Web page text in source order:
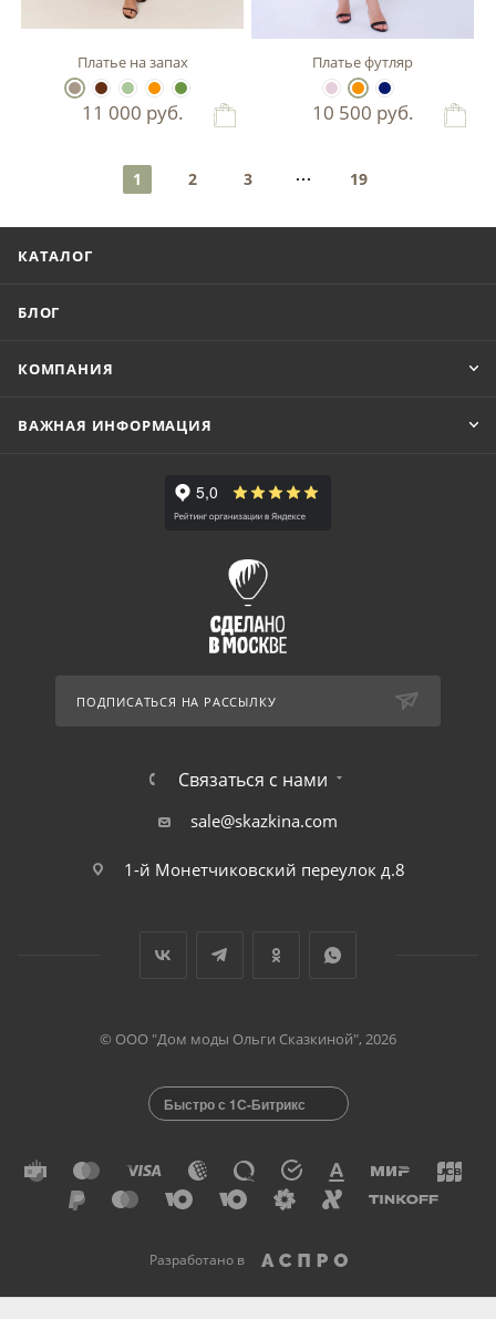
Платье на запах
11 000 руб.
Платье футляр
10 500 руб.
1 2 3 19
КАТАЛОГ
БЛОГ
КОМПАНИЯ
ВАЖНАЯ ИНФОРМАЦИЯ
ПОДПИСАТЬСЯ НА РАССЫЛКУ
Связаться с нами
sale@skazkina.com
1-й Монетчиковский переулок д.8
© ООО "Дом моды Ольги Сказкиной", 2026
Быстро с 1С-Битрикс
Разработано в